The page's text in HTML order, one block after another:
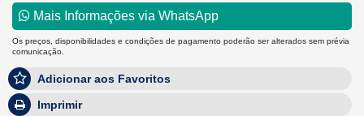
Mais Informações via WhatsApp
Os preços, disponibilidades e condições de pagamento poderão ser alterados sem prévia
comunicação.
Adicionar aos Favoritos
Imprimir